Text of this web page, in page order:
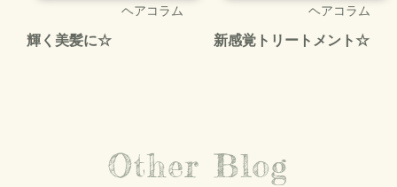
ヘアコラム
輝く美髪に☆
ヘアコラム
新感覚トリートメント☆
Other Blog